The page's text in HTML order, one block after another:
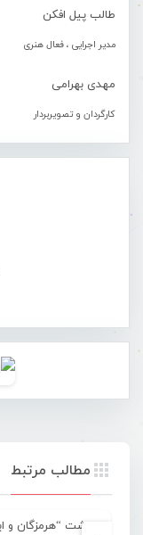
طالب پیل افکن
مدیر اجرایی ، فعال هنری
مهدی بهرامی
کارگردان و تصویربردار
مطالب مرتبط